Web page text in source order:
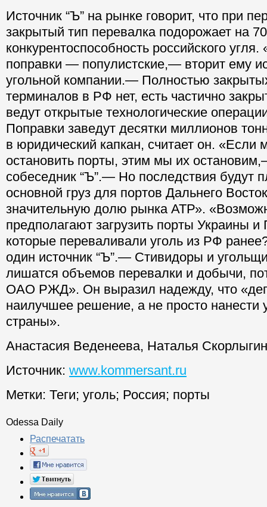
Источник “Ъ” на рынке говорит, что при
закрытый тип перевалка подорожает на
конкурентоспособность российского
поправки — популистские,— вторит ему
угольной компании.— Полностью
терминалов в РФ нет, есть частично
ведут открытые технологические
Поправки заведут десятки миллионов
в юридический капкан, считает он. «Если
остановить порты, этим мы их
собеседник “Ъ”.— Но последствия будут
основной груз для портов Дальнего
значительную долю рынка АТР».
предполагают загрузить порты Украины и
которые переваливали уголь из РФ
один источник “Ъ”.— Стивидоры и
лишатся объемов перевалки и добычи,
ОАО РЖД». Он выразил надежду, что
наилучшее решение, а не просто нанести
страны».
Анастасия Веденеева, Наталья
Источник: www.kommersant.ru
Метки: Теги; уголь; Россия; порты
Odessa Daily
Распечатать